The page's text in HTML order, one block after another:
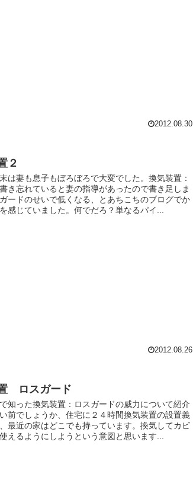
2012.08.30
２
は妻も息子もぼろぼろで大変でした。換気装置：
き忘れていると妻の指導があったので書き足しま
ードのせいで低くなる、とあちこちのブログでか
感じていました。何でだろ？単なるパイ...
2012.08.26
ロスガード
知った換気装置：ロスガードの威力について紹介
前でしょうか、住宅に２４時間換気装置の設置義
最近の家はどこでも持っています。換気してカビ
えるようにしようという意図と思います...